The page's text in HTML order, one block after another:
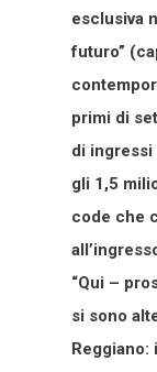
esclusiva
futuro”
primi di
di
gli 1,5
code che
“Qui –
si sono
Reggiano: